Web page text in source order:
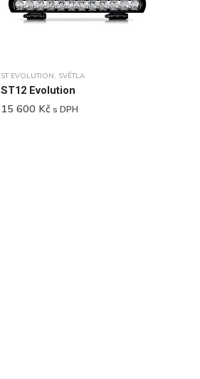
ST EVOLUTION, SVĚTLA
ST12 Evolution
15 600 Kčs DPH